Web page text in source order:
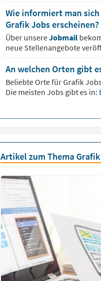
Wie informiert man
Grafik Jobs erscheinen?
Über unsereJobmail
neue Stellenangebote
An welchen Orten gibt
Beliebte Orte fürGrafik
Die meisten Jobs gibt es in:
Artikel zum Thema Grafik